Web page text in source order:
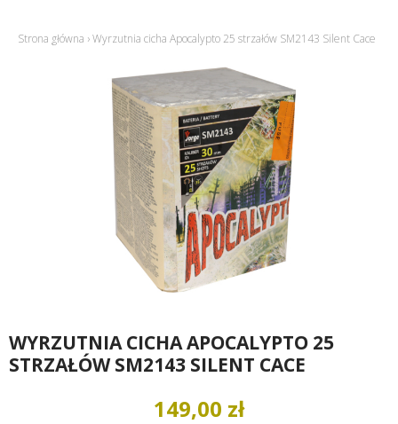
Strona główna ›Wyrzutnia cicha Apocalypto 25 strzałów SM2143 Silent Cace
WYRZUTNIA CICHA APOCALYPTO 25
STRZAŁÓW SM2143 SILENT CACE
149,00 zł